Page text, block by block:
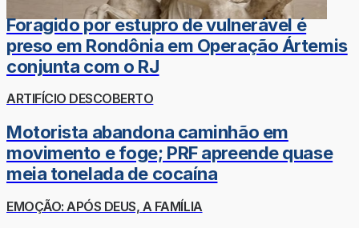
Foragido por estupro de vulnerável é
preso em Rondônia em Operação Ártemis
conjunta com o RJ
ARTIFÍCIO DESCOBERTO
Motorista abandona caminhão em
movimento e foge; PRF apreende quase
meia tonelada de cocaína
EMOÇÃO: APÓS DEUS, A FAMÍLIA